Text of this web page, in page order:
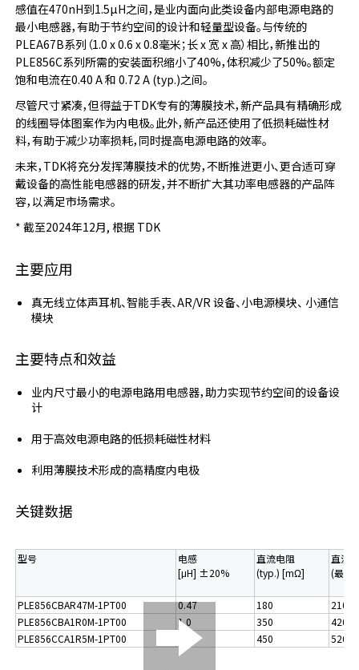
感值在470nH到1.5µH之间，是业内面向此类设备内部电源电路的
最小电感器，有助于节约空间的设计和轻量型设备。与传统的
PLEA67B系列（1.0 x 0.6 x 0.8毫米；长 x 宽 x 高）相比，新推出的
PLE856C系列所需的安装面积缩小了40%，体积减少了50%。额定
饱和电流在0.40 A 和 0.72 A (typ.)之间。
尽管尺寸紧凑，但得益于TDK专有的薄膜技术，新产品具有精确形成
的线圈导体图案作为内电极。此外，新产品还使用了低损耗磁性材
料，有助于减少功率损耗，同时提高电源电路的效率。
未来，TDK将充分发挥薄膜技术的优势，不断推进更小、更合适可穿
戴设备的高性能电感器的研发，并不断扩大其功率电感器的产品阵
容，以满足市场需求。
* 截至2024年12月, 根据 TDK
主要应用
真无线立体声耳机、智能手表、AR/VR 设备、小电源模块、 小通信
模块
主要特点和效益
业内尺寸最小的电源电路用电感器，助力实现节约空间的设备设
计
用于高效电源电路的低损耗磁性材料
利用薄膜技术形成的高精度内电极
关键数据
型号
电感
[μH] ±20%
直流电阻
(typ.) [mΩ]
直流
(最大
PLE856CBAR47M-1PT00 0.47 180
210
PLE856CBA1R0M-1PT00
1.0 350
420
PLE856CCA1R5M-1PT00
450 520